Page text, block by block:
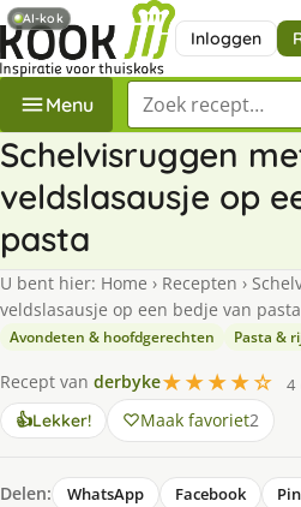
Inloggen
Menu Zoek een recept
Schelvisruggen
veldslasausje op
pasta
U bent hier: Home › Recepten ›
veldslasausje op een bedje van pasta
Avondeten & hoofdgerechten Pasta &
Recept van derbyke★★★★☆
4
👍Lekker! Maak favoriet2
Delen: WhatsApp Facebook
AI-kok